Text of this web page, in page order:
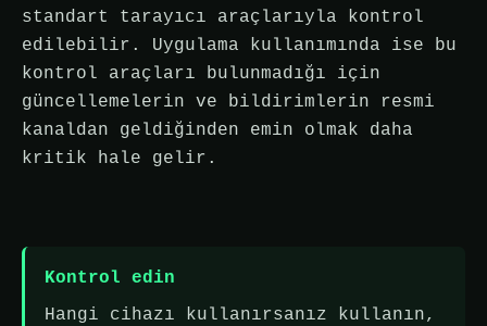
standart tarayıcı araçlarıyla kontrol
edilebilir. Uygulama kullanımında ise bu
kontrol araçları bulunmadığı için
güncellemelerin ve bildirimlerin resmi
kanaldan geldiğinden emin olmak daha
kritik hale gelir.
Kontrol edin
Hangi cihazı kullanırsanız kullanın,